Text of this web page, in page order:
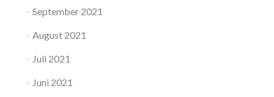
September 2021
August 2021
Juli 2021
Juni 2021